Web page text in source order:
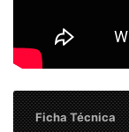
Ficha Técnica